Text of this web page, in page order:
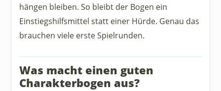
hängen bleiben. So bleibt der Bogen ein
Einstiegshilfsmittel statt einer Hürde. Genau das
brauchen viele erste Spielrunden.
Was macht einen guten
Charakterbogen aus?